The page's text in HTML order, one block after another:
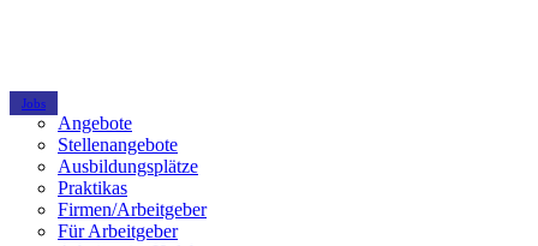
Jobs
Angebote
Stellenangebote
Ausbildungsplätze
Praktikas
Firmen/Arbeitgeber
Für Arbeitgeber